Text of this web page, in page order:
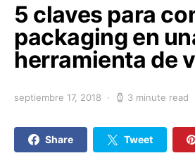
5 claves para
packaging en
herramienta de
septiembre 17, 2018 3 minute read
Share Tweet